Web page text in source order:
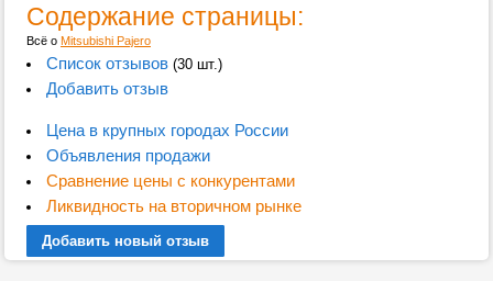
Содержание страницы:
Всё о Mitsubishi Pajero
Список отзывов(30 шт.)
Добавить отзыв
Цена в крупных городах России
Объявления продажи
Сравнение цены с конкурентами
Ликвидность на вторичном рынке
Добавить новый отзыв